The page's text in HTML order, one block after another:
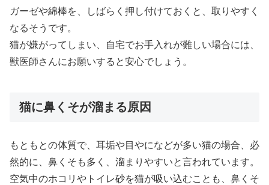
ガーゼや綿棒を、しばらく押し付けておくと、取りやすく
なるそうです。
猫が嫌がってしまい、自宅でお手入れが難しい場合には、
獣医師さんにお願いすると安心でしょう。
猫に鼻くそが溜まる原因
もともとの体質で、耳垢や目やになどが多い猫の場合、必
然的に、鼻くそも多く、溜まりやすいと言われています。
空気中のホコリやトイレ砂を猫が吸い込むことも、鼻くそ